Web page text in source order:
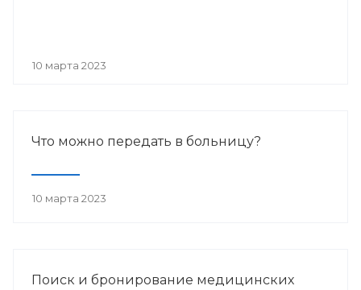
10 марта 2023
Что можно передать в больницу?
10 марта 2023
Поиск и бронирование медицинских